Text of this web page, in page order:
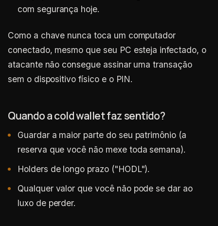
com segurança hoje.
Como a chave nunca toca um computador
conectado, mesmo que seu PC esteja infectado, o
atacante não consegue assinar uma transação
sem o dispositivo físico e o PIN.
Quando a cold wallet faz sentido?
Guardar a maior parte do seu patrimônio (a
reserva que você não mexe toda semana).
Holders de longo prazo ("HODL").
Qualquer valor que você não pode se dar ao
luxo de perder.